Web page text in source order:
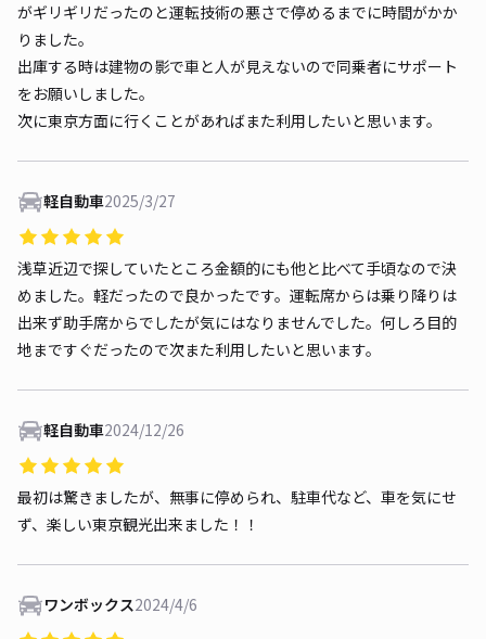
がギリギリだったのと運転技術の悪さで停めるまでに時間がかか
りました。
出庫する時は建物の影で車と人が見えないので同乗者にサポート
をお願いしました。
次に東京方面に行くことがあればまた利用したいと思います。
軽自動車2025/3/27
浅草近辺で探していたところ金額的にも他と比べて手頃なので決
めました。軽だったので良かったです。運転席からは乗り降りは
出来ず助手席からでしたが気にはなりませんでした。何しろ目的
地まですぐだったので次また利用したいと思います。
軽自動車2024/12/26
最初は驚きましたが、無事に停められ、駐車代など、車を気にせ
ず、楽しい東京観光出来ました！！
ワンボックス2024/4/6